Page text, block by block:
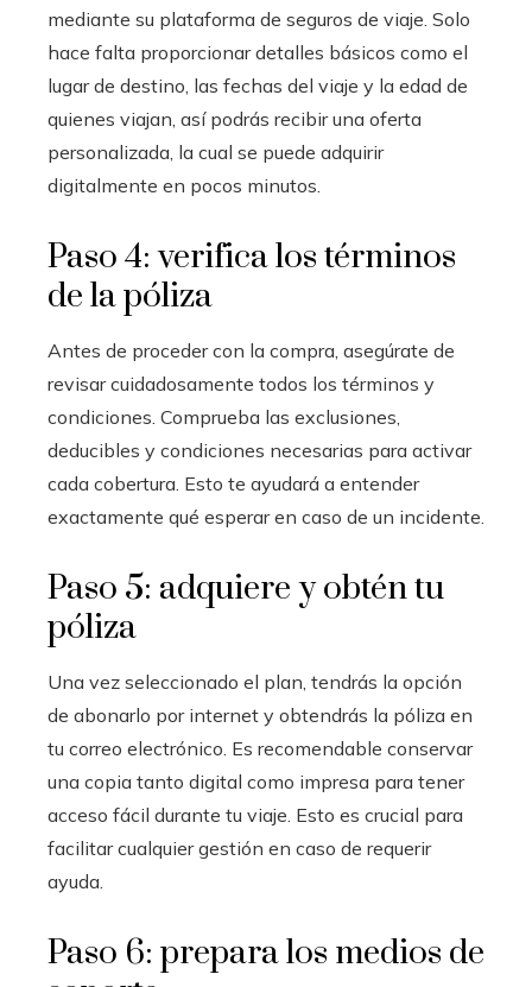
mediante su plataforma de seguros de viaje. Solo
hace falta proporcionar detalles básicos como el
lugar de destino, las fechas del viaje y la edad de
quienes viajan, así podrás recibir una oferta
personalizada, la cual se puede adquirir
digitalmente en pocos minutos.
Paso 4: verifica los términos
de la póliza
Antes de proceder con la compra, asegúrate de
revisar cuidadosamente todos los términos y
condiciones. Comprueba las exclusiones,
deducibles y condiciones necesarias para activar
cada cobertura. Esto te ayudará a entender
exactamente qué esperar en caso de un incidente.
Paso 5: adquiere y obtén tu
póliza
Una vez seleccionado el plan, tendrás la opción
de abonarlo por internet y obtendrás la póliza en
tu correo electrónico. Es recomendable conservar
una copia tanto digital como impresa para tener
acceso fácil durante tu viaje. Esto es crucial para
facilitar cualquier gestión en caso de requerir
ayuda.
Paso 6: prepara los medios de